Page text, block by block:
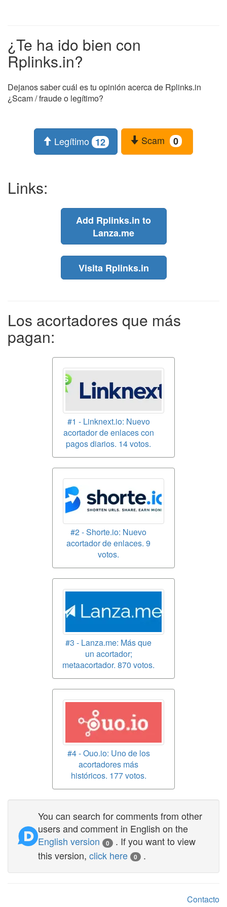
¿Te ha ido bien con
Rplinks.in?
Dejanos saber cuál es tu opinión acerca de Rplinks.in
¿Scam / fraude o legítimo?
Legítimo 12 Scam 0
Links:
Add Rplinks.in to
Lanza.me
Visita Rplinks.in
Los acortadores que más
pagan:
#1 - Linknext.io: Nuevo
acortador de enlaces con
pagos diarios. 14 votos.
#2 - Shorte.io: Nuevo
acortador de enlaces. 9
votos.
#3 - Lanza.me: Más que
un acortador;
metaacortador. 870 votos.
#4 - Ouo.io: Uno de los
acortadores más
históricos. 177 votos.
You can search for comments from other
users and comment in English on the
English version
0
. If you want to view
this version,click here 0 .
Contacto